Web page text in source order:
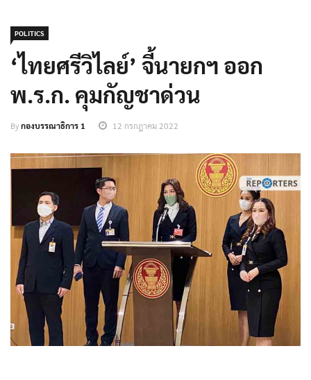
POLITICS
‘ไทยศรีวิไลย์’ จี้นายกฯ ออก
พ.ร.ก. คุมกัญชาด่วน
Byกองบรรณาธิการ 1 12 กรกฎาคม 2022